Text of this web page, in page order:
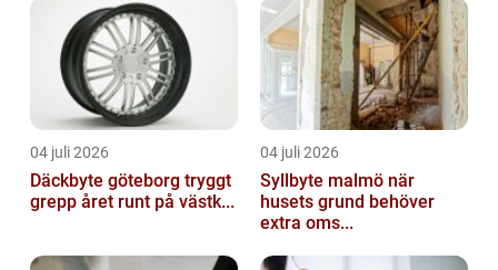
04 juli 2026
Däckbyte göteborg tryggt
grepp året runt på västk...
04 juli 2026
Syllbyte malmö när
husets grund behöver
extra oms...